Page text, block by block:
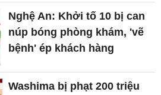
Nghệ An: Khởi tố 10 bị can
núp bóng phòng khám, 'vẽ
bệnh' ép khách hàng
Washima bị phạt 200 triệu